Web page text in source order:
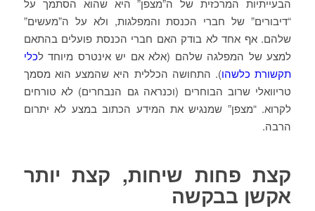
הבעייתיות המרכזית של ה”מצפן” היא שהוא הסתמך על
“דיבורים” של חברי הכנסת והמפלגות, ולא על ה”מעשים”
שלהם. אף אחד לא בודק האם חברי הכנסת פועלים בהתאם
למצע של המפלגה שלהם (אלא אם יש אינטרס מיוחד לכלי
תקשורת כלשהו). התחושה הכללית היא שהמצע הוא מסמך
טריוואלי שרוב הבוחרים (וכנראה גם הנבחרים) לא טורחים
לקרוא. “מצפן” שמנגיש את המידע הכתוב במצע לא יתרום
הרבה.
קצת פחות שיחות, קצת יותר
אקשן בבקשה